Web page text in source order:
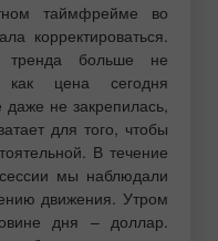
таймфрейме во
корректироваться.
тренда больше не
как цена сегодня
не закрепилась,
для того, чтобы
В течение
мы наблюдали
движения. Утром
дня – доллар.